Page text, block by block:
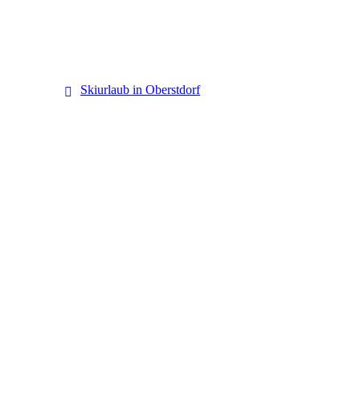
Skiurlaub in Oberstdorf